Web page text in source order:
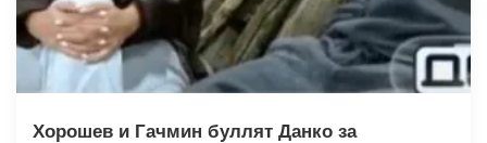
Хорошев и Гачмин буллят Данко за